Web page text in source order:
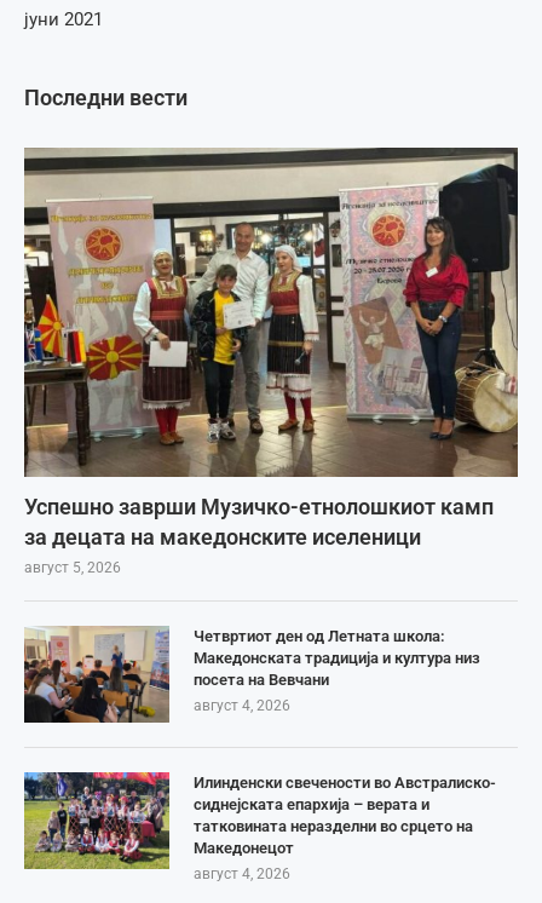
Последни вести
Успешно заврши Музичко-етнолошкиот камп
за децата на македонските иселеници
август 5, 2026
Четвртиот ден од Летната школа:
Македонската традиција и култура низ
посета на Вевчани
август 4, 2026
Илинденски свечености во Австралиско-
сиднејската епархија – верата и
татковината неразделни во срцето на
Македонецот
август 4, 2026
јуни 2021